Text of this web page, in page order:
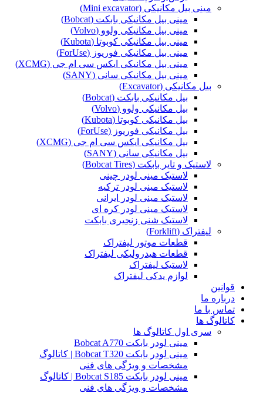
مینی بیل مکانیکی (Mini excavator)
مینی بیل مکانیکی بابکت (Bobcat)
مینی بیل مکانیکی ولوو (Volvo)
مینی بیل مکانیکی کوبوتا (Kubota)
مینی بیل مکانیکی فوریوز (ForUse)
مینی بیل مکانیکی ایکس سی ام جی (XCMG)
مینی بیل مکانیکی سانی (SANY)
بیل مکانیکی (Excavator)
بیل مکانیکی بابکت (Bobcat)
بیل مکانیکی ولوو (Volvo)
بیل مکانیکی کوبوتا (Kubota)
بیل مکانیکی فوریوز (ForUse)
بیل مکانیکی ایکس سی ام جی (XCMG)
بیل مکانیکی سانی (SANY)
لاستیک و تایر بابکت (Bobcat Tires)
لاستیک مینی لودر چینی
لاستیک مینی لودر ترکیه
لاستیک مینی لودر ایرانی
لاستیک مینی لودر کره ای
لاستیک شنی زنجیری بابکت
لیفتراک (Forklift)
قطعات موتور لیفتراک
قطعات هیدرولیکی لیفتراک
لاستیک لیفتراک
لوازم یدکی لیفتراک
قوانین
درباره ما
تماس با ما
کاتالوگ ها
سری اول کاتالوگ ها
مینی لودر بابکت Bobcat A770
مینی لودر بابکت Bobcat T320 | کاتالوگ
مشخصات و ویژگی های فنی
مینی لودر بابکت Bobcat S185 | کاتالوگ
مشخصات و ویژگی های فنی